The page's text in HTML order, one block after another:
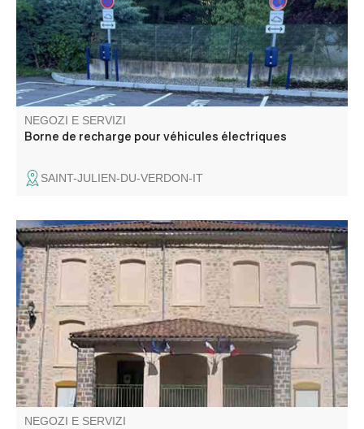
NEGOZI E SERVIZI
Borne de recharge pour véhicules électriques
SAINT-JULIEN-DU-VERDON-IT
Tutte le formalità amministrative
NEGOZI E SERVIZI